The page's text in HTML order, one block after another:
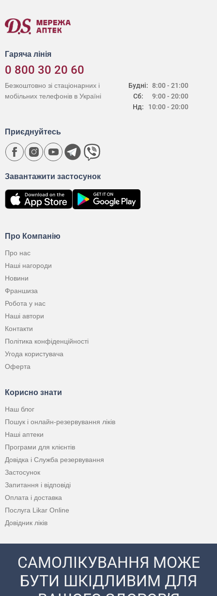
Гаряча лінія
0 800 30 20 60
Будні:
Сб:
Нд:
8:00 - 21:00
9:00 - 20:00
10:00 - 20:00
Безкоштовно зі стаціонарних і
мобільних телефонів в Україні
Про Компанію
Про нас
Наші нагороди
Новини
Франшиза
Робота у нас
Наші автори
Контакти
Політика конфіденційності
Угода користувача
Оферта
Корисно знати
Наш блог
Пошук і онлайн-резервування ліків
Наші аптеки
Програми для клієнтів
Довідка і Служба резервування
Застосунок
Запитання і відповіді
Оплата і доставка
Послуга Likar Online
Довідник ліків
Завантажити застосунок
Приєднуйтесь
САМОЛІКУВАННЯ МОЖЕ
БУТИ ШКІДЛИВИМ ДЛЯ